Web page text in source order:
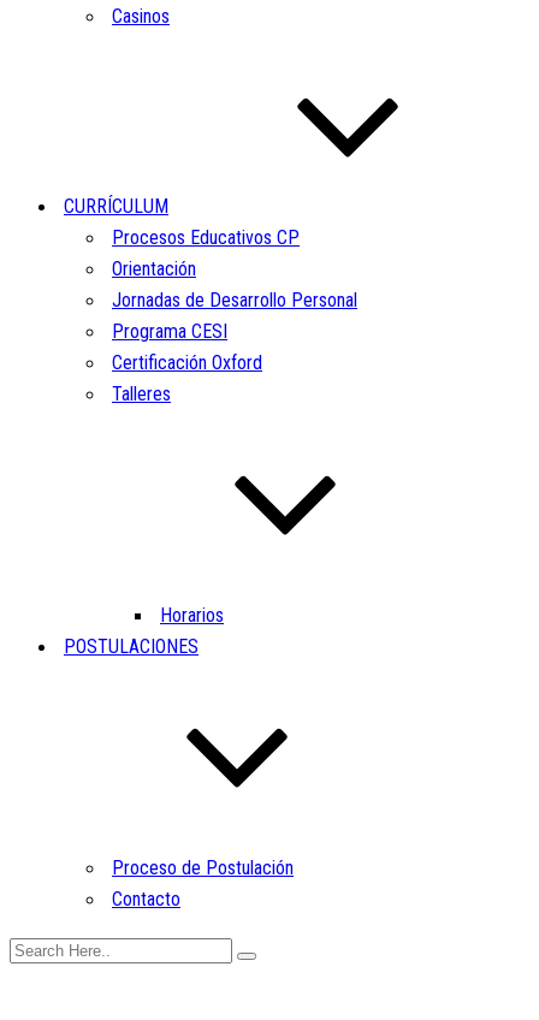
Casinos
CURRÍCULUM
Procesos Educativos CP
Orientación
Jornadas de Desarrollo Personal
Programa CESI
Certificación Oxford
Talleres
Horarios
POSTULACIONES
Proceso de Postulación
Contacto